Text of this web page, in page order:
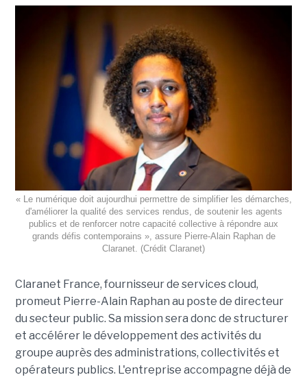
« Le numérique doit aujourdhui permettre de simplifier les démarches,
d'améliorer la qualité des services rendus, de soutenir les agents
publics et de renforcer notre capacité collective à répondre aux
grands défis contemporains », assure Pierre-Alain Raphan de
Claranet. (Crédit Claranet)
Claranet France, fournisseur de services cloud,
promeut Pierre-Alain Raphan au poste de directeur
du secteur public. Sa mission sera donc de structurer
et accélérer le développement des activités du
groupe auprès des administrations, collectivités et
opérateurs publics. L'entreprise accompagne déjà de